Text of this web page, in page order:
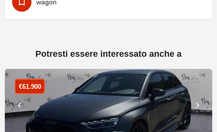
wagon
Potresti essere interessato anche a
€61.900